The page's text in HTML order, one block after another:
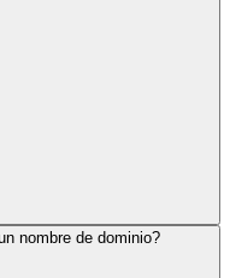
nombre de dominio?